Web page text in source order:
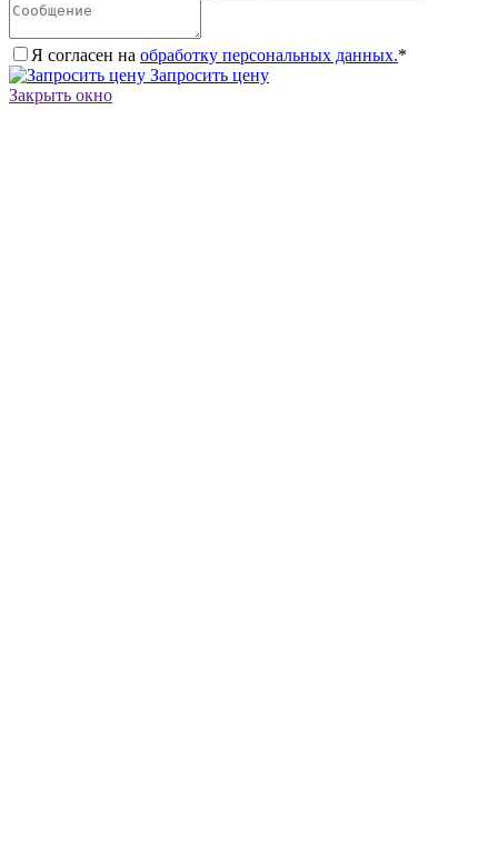
Я согласен на обработку персональных данных.*
Запросить цену
Закрыть окно